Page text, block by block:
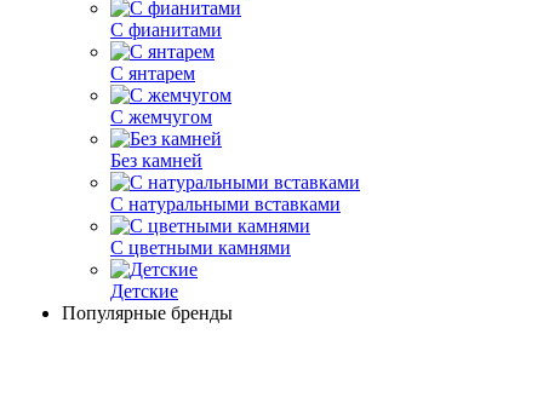
С фианитами
С янтарем
С жемчугом
Без камней
С натуральными вставками
С цветными камнями
Детские
Популярные бренды